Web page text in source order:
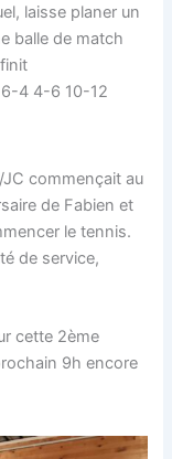
laisse planer un
balle de match
6-4 4-6 10-12
commençait au
de Fabien et
le tennis.
de service,
cette 2ème
9h encore